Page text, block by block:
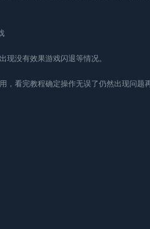
现没有效果游戏闪退等情况。
看完教程确定操作无误了仍然出现问题